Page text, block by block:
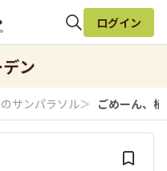
検索
ログイン
ン
サンパラソル＞ ごめーん、